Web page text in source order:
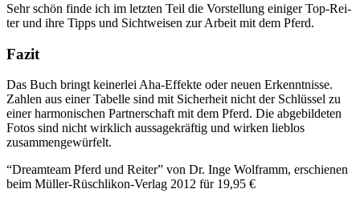
Sehr schön fin­de ich im letz­ten Teil die Vor­stel­lung eini­ger Top-Rei­
ter und ihre Tipps und Sicht­wei­sen zur Arbeit mit dem Pferd.
Fazit
Das Buch bringt kei­ner­lei Aha-Effek­te oder neu­en Erkennt­nis­se.
Zah­len aus einer Tabel­le sind mit Sicher­heit nicht der Schlüs­sel zu
einer har­mo­ni­schen Part­ner­schaft mit dem Pferd. Die abge­bil­de­ten
Fotos sind nicht wirk­lich aus­sa­ge­kräf­tig und wir­ken lieb­los
zusammengewürfelt.
“Dream­team Pferd und Rei­ter” von Dr. Inge Wolf­ramm, erschie­nen
beim Mül­ler-Rüsch­li­kon-Ver­lag 2012 für 19,95 €